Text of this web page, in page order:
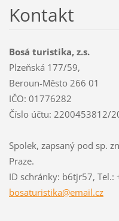
Kontakt
Bosá turistika, z.s.
Plzeňská 177/59,
Beroun-Město 266 01
IČO: 01776282
Číslo účtu: 2200453812/
Spolek, zapsaný pod sp.
Praze.
ID schránky: b6tjr57,
bosaturistika@email.cz